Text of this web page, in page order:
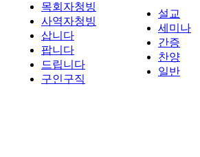
목회자청빙
사역자청빙
삽니다
팝니다
드립니다
구인구직
설교
세미나
간증
찬양
일반